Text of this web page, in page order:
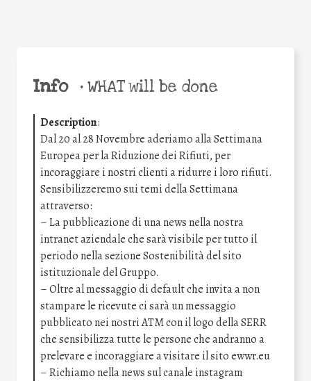
Info •WHAT will be done
Description:
Dal 20 al 28 Novembre aderiamo alla Settimana
Europea per la Riduzione dei Rifiuti, per
incoraggiare i nostri clienti a ridurre i loro rifiuti.
Sensibilizzeremo sui temi della Settimana
attraverso:
– La pubblicazione di una news nella nostra
intranet aziendale che sarà visibile per tutto il
periodo nella sezione Sostenibilità del sito
istituzionale del Gruppo.
– Oltre al messaggio di default che invita a non
stampare le ricevute ci sarà un messaggio
pubblicato nei nostri ATM con il logo della SERR
che sensibilizza tutte le persone che andranno a
prelevare e incoraggiare a visitare il sito ewwr.eu
– Richiamo nella news sul canale instagram